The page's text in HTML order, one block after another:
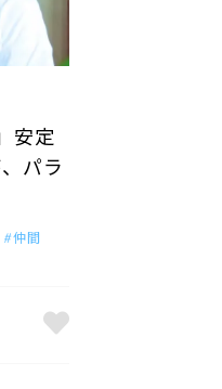
安定
パラ
仲間